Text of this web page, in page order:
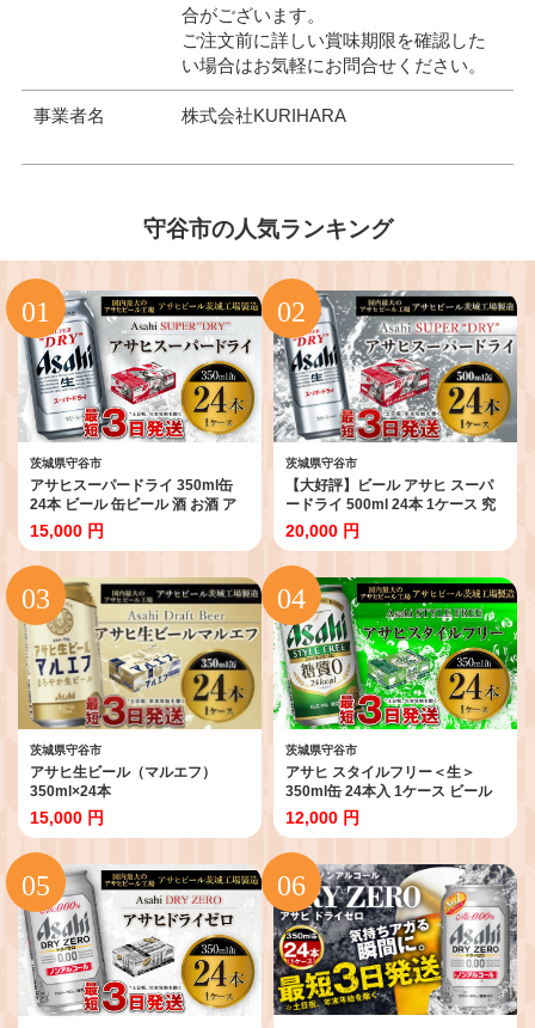
合がございます。
ご注文前に詳しい賞味期限を確認した
い場合はお気軽にお問合せください。
事業者名 株式会社KURIHARA
守谷市の人気ランキング
茨城県守谷市
アサヒスーパードライ 350ml缶
24本 ビール 缶ビール 酒 お酒 ア
ルコール 辛口
15,000 円
茨城県守谷市
【大好評】ビール アサヒ スーパ
ードライ 500ml 24本 1ケース 究
極の辛口
20,000 円
茨城県守谷市
アサヒ生ビール（マルエフ）
350ml×24本
15,000 円
茨城県守谷市
アサヒ スタイルフリー＜生＞
350ml缶 24本入 1ケース ビール
発泡酒 酒 お酒 アルコール 糖質ゼ
ロ 糖質制限 アサヒビール 24缶 1
箱 缶ビール ギフト お中元 お歳暮
御歳暮 守谷市
12,000 円